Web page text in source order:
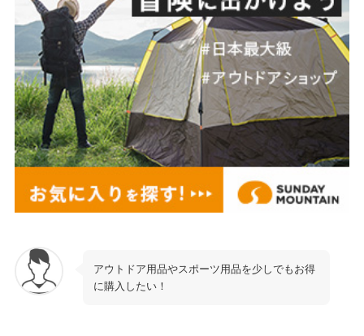
アウトドア用品やスポーツ用品を少しでもお得
に購入したい！